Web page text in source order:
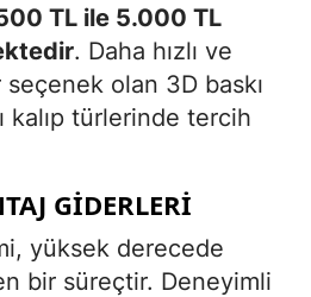
TL ile 5.000 TL
. Daha hızlı ve
olan 3D baskı
kalıp türlerinde tercih
GIDERLERI
yüksek derecede
bir süreçtir. Deneyimli